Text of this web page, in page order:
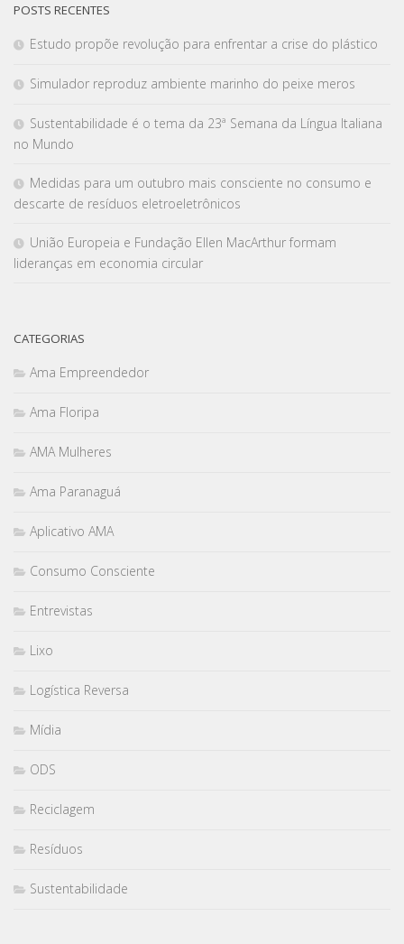
POSTS RECENTES
Estudo propõe revolução para enfrentar a crise do plástico
Simulador reproduz ambiente marinho do peixe meros
Sustentabilidade é o tema da 23ª Semana da Língua Italiana
no Mundo
Medidas para um outubro mais consciente no consumo e
descarte de resíduos eletroeletrônicos
União Europeia e Fundação Ellen MacArthur formam
lideranças em economia circular
CATEGORIAS
Ama Empreendedor
Ama Floripa
AMA Mulheres
Ama Paranaguá
Aplicativo AMA
Consumo Consciente
Entrevistas
Lixo
Logística Reversa
Mídia
ODS
Reciclagem
Resíduos
Sustentabilidade